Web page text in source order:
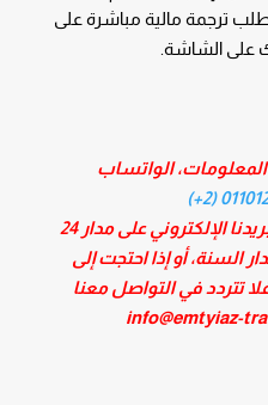
ترجمة مالية مباشرة على
على الشاشة.
الواتساب
أو أرسل إلينا ملفك عبر بريدنا الإلكتروني على مدار 24
السنة، أو إذا احتجت إلى
تتردد في التواصل معنا